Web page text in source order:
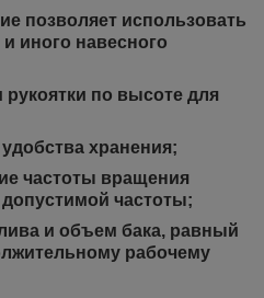
позволяет использовать
иного навесного
по высоте для
хранения;
частоты вращения
частоты;
и объем бака, равный
рабочему